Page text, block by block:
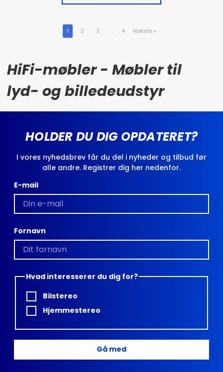
1 2 3 .. 4 Næste »
HiFi-møbler - Møbler til
lyd- og billedeudstyr
HOLDER DU DIG OPDATERET?
I vores nyhedsbrev får du del i nyheder og tilbud før
alle andre. Registrer dig her nedenfor.
E-mail
Fornavn
Hvad interesserer du dig for?
Bilstereo
Hjemmestereo
Gå med